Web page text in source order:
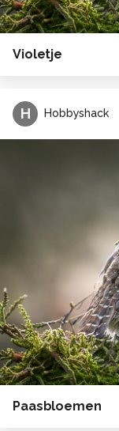
Violetje
H Hobbyshack
Paasbloemen